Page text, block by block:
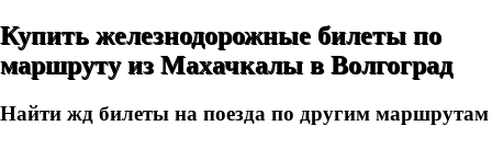
Купить железнодорожные билеты по
маршруту из Махачкалы в Волгоград
Найти жд билеты на поезда по другим маршрутам